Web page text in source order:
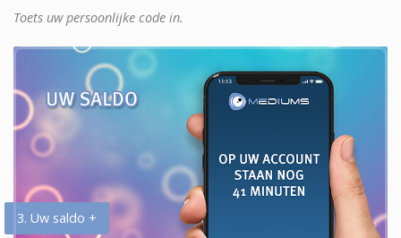
Toets uw persoonlijke code in.
3. Uw saldo +